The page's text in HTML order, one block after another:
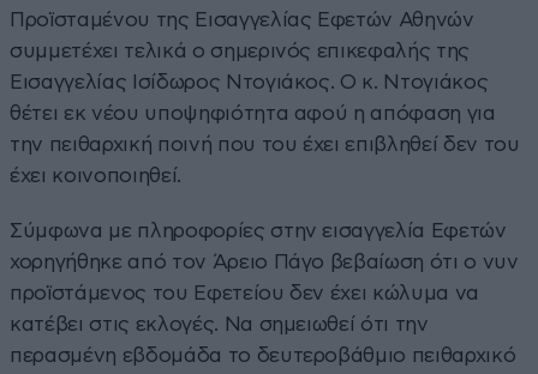
Προϊσταμένου της Εισαγγελίας Εφετών Αθηνών
συμμετέχει τελικά ο σημερινός επικεφαλής της
Εισαγγελίας Ισίδωρος Ντογιάκος. Ο κ. Ντογιάκος
θέτει εκ νέου υποψηφιότητα αφού η απόφαση για
την πειθαρχική ποινή που του έχει επιβληθεί δεν του
έχει κοινοποιηθεί.
Σύμφωνα με πληροφορίες στην εισαγγελία Εφετών
χορηγήθηκε από τον Άρειο Πάγο βεβαίωση ότι ο νυν
προϊστάμενος του Εφετείου δεν έχει κώλυμα να
κατέβει στις εκλογές. Να σημειωθεί ότι την
περασμένη εβδομάδα το δευτεροβάθμιο πειθαρχικό